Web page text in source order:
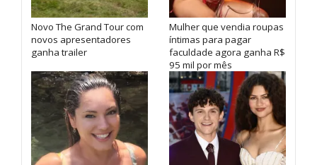
Novo The Grand Tour com
novos apresentadores
ganha trailer
Mulher que vendia roupas
íntimas para pagar
faculdade agora ganha R$
95 mil por mês